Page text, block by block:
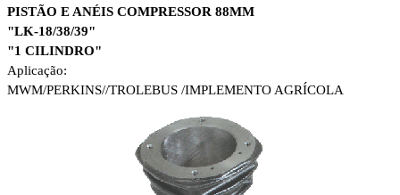
PISTÃO E ANÉIS COMPRESSOR 88MM
"LK-18/38/39"
"1 CILINDRO"
Aplicação:
MWM/PERKINS//TROLEBUS /IMPLEMENTO AGRÍCOLA